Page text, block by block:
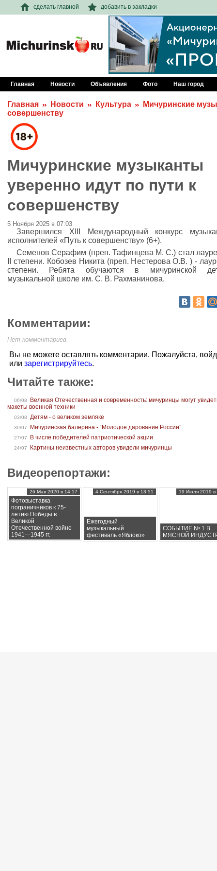
сделать главной добавить в закладки
Главная Новости Объявления Фото Наш город
Главная Новости Культура
Мичуринские
совершенству
Мичуринские музыканты
уверенно идут по пути к
совершенству
5 Ноября 2025 в 07:03
Завершился XIII Международный конкурс
исполнителей «Путь к совершенству» (6+).
Семенов Серафим (преп. Тафинцева М. С.) стал
II степени. Кобозев Никита (преп. Нестерова О.В. ) -
степени. Ребята обучаются в мичуринской
музыкальной школе им. С. В. Рахманинова.
Комментарии:
Нет комментариев.
Вы не можете оставлять комментарии. Пожалуйста,
или зарегистрируйтесь.
Читайте также:
06/08
Великая Отечественная и современность: мичуринцы могут
макеты военной техники
03/08 Детям - о великом земляке
30/07 Мичуринская балерина - “Молодое дарование России”
27/07 В числе победителей патриотической акции
24/07 Картины неизвестных авторов увидели мичуринцы
Видеорепортажи:
Фотовыставка
пограничников к 75-
летию Победы в
Великой
Отечественной войне
1941—1945 гг.
26 Мая 2020 в 14:17
Ежегодный
музыкальный
фестиваль «Яблоко»
4 Сентября 2019 в 13:51
СОБЫТИЕ № 1 В
МЯСНОЙ
19 Июля 2019 в